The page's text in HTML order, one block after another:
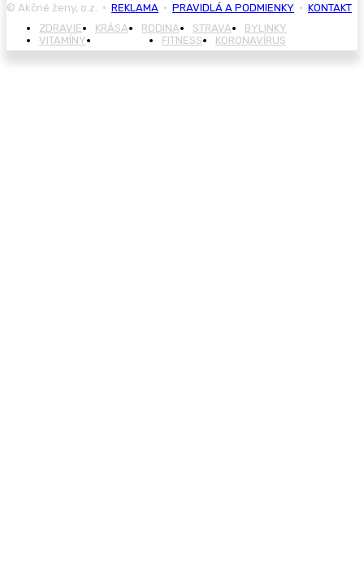
© Akčné ženy, o.z. • REKLAMA • PRAVIDLÁ A PODMIENKY • KONTAKT
ZDRAVIE
KRÁSA RODINA STRAVA
BYLINKY
VITAMÍNY
FITNESS KORONAVÍRUS